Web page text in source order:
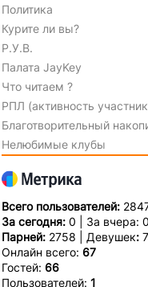
Политика
Курите ли вы?
Р.У.В.
Палата JayKey
Что читаем ?
РПЛ (активность
Благотворительный
Нелюбимые клубы
Всего пользователей:
За сегодня: 0 | За вчера: 0
Парней: 2758 | Девушек:
Онлайн всего: 67
Гостей: 66
Пользователей: 1